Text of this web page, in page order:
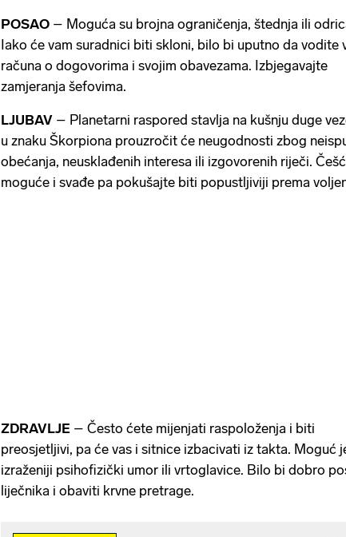
POSAO – Moguća su brojna ograničenja, štednja ili
Iako će vam suradnici biti skloni, bilo bi uputno da vodite
računa o dogovorima i svojim obavezama. Izbjegavajte
zamjeranja šefovima.
LJUBAV – Planetarni raspored stavlja na kušnju duge
u znaku Škorpiona prouzročit će neugodnosti zbog
obećanja, neusklađenih interesa ili izgovorenih riječi.
moguće i svađe pa pokušajte biti popustljiviji prema
ZDRAVLJE – Često ćete mijenjati raspoloženja i biti
preosjetljivi, pa će vas i sitnice izbacivati iz takta. Moguć
izraženiji psihofizički umor ili vrtoglavice. Bilo bi dobro
liječnika i obaviti krvne pretrage.